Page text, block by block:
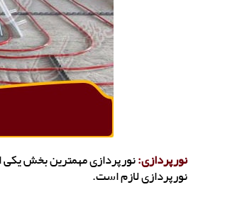
نورپردازی:
نورپردازی لازم است.